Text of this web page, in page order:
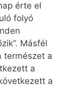
érte el
folyó
Másfél
természet a
a
a